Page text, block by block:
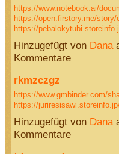
https://www.notebook.ai/
https://open.firstory.me/
https://
Hinzugefügt von Dana
Kommentare
rkmzczgz
https://www.gmbinder.com/
https://
Hinzugefügt von Dana
Kommentare